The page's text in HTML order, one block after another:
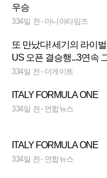
우승
334일 전 마니아타임즈
또 만났다! 세기의 라이
US 오픈 결승행...3연속
대결 성사 [스춘 테니스]
334일 전 더게이트
ITALY FORMULA ONE
334일 전 연합뉴스
ITALY FORMULA ONE
334일 전 연합뉴스